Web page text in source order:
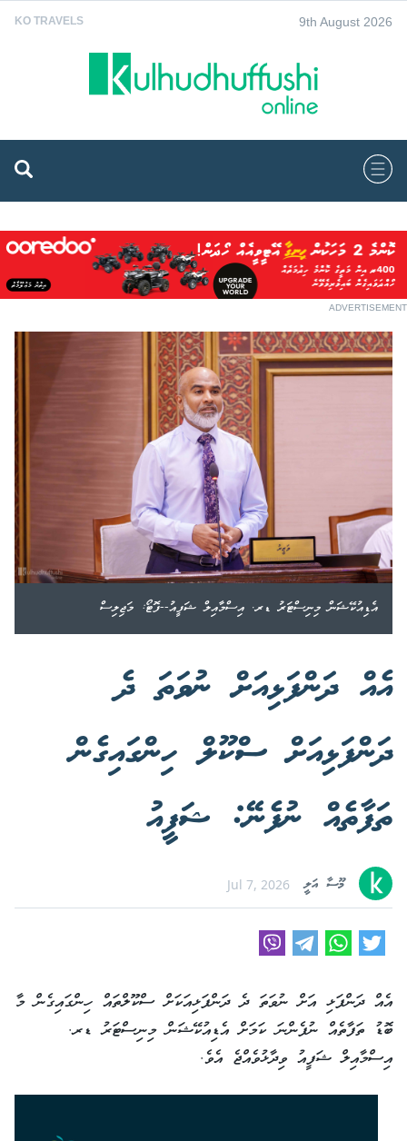
KO TRAVELS 9th August 2026
ADVERTISEMENT
އެޑިއުކޭޝަން މިނިސްޓަރު ޑރ. އިސްމާއިލް ޝަފީއު--ފޮޓޯ: މަޖިލިސް
އެއް ދަންފަޅިއަށް ނުވަތަ ދެ
ދަންފަޅިއަށް ސްކޫލް ހިންގައިގެން
ތަފާތެއް ނުފެނޭ: ޝަފީއު
މޫސާ އަލީ Jul 7, 2026
އެއް ދަންފަޅި އަށް ނުވަތަ ދެ ދަންފަޅިއަކަށް ސްކޫލްތައް ހިންގައިގެން މާ
ބޮޑު ތަފާތެއް ނުފެންނަ ކަމަށް އެޑިއުކޭޝަން މިނިސްޓަރު ޑރ.
އިސްމާއިލް ޝަފީއު ވިދާޅުވެއްޖެ އެވެ.